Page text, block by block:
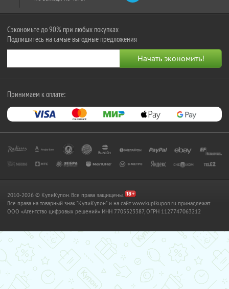
Сэкономьте до 90% при любых покупках
Подпишитесь на самые выгодные предложения
Принимаем к оплате:
2010-2026 © КупиКупон. Все права защищены.
Все права на товарный знак "КупиКупон" и на сайт www.kupikupon.ru принадлежат
OOO «Агентство цифровых решений» ИНН 7705523387, ОГРН 1127747063212